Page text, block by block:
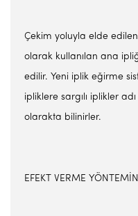
Çekim yoluyla elde
olarak kullanılan ana
edilir. Yeni iplik eğirme
ipliklere sargılı iplikler
olarakta bilinirler.
EFEKT VERME